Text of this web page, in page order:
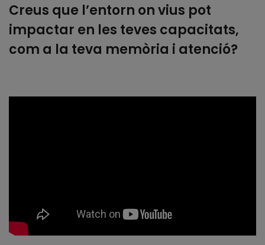
Creus que l’entorn on vius pot
impactar en les teves capacitats,
com a la teva memòria i atenció?